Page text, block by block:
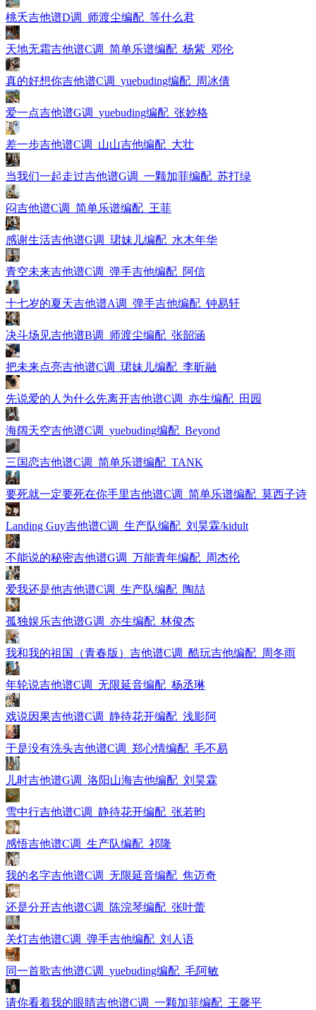
桃夭吉他谱D调_师渡尘编配_等什么君
天地无霜吉他谱C调_简单乐谱编配_杨紫_邓伦
真的好想你吉他谱C调_yuebuding编配_周冰倩
爱一点吉他谱G调_yuebuding编配_张妙格
差一步吉他谱C调_山山吉他编配_大壮
当我们一起走过吉他谱G调_一颗加菲编配_苏打绿
闷吉他谱C调_简单乐谱编配_王菲
感谢生活吉他谱G调_珺妹儿编配_水木年华
青空未来吉他谱C调_弹手吉他编配_阿信
十七岁的夏天吉他谱A调_弹手吉他编配_钟易轩
决斗场见吉他谱B调_师渡尘编配_张韶涵
把未来点亮吉他谱C调_珺妹儿编配_李昕融
先说爱的人为什么先离开吉他谱C调_亦生编配_田园
海阔天空吉他谱C调_yuebuding编配_Beyond
三国恋吉他谱C调_简单乐谱编配_TANK
要死就一定要死在你手里吉他谱C调_简单乐谱编配_莫西子诗
Landing Guy吉他谱C调_生产队编配_刘昊霖/kidult
不能说的秘密吉他谱G调_万能青年编配_周杰伦
爱我还是他吉他谱C调_生产队编配_陶喆
孤独娱乐吉他谱G调_亦生编配_林俊杰
我和我的祖国（青春版）吉他谱C调_酷玩吉他编配_周冬雨
年轮说吉他谱C调_无限延音编配_杨丞琳
戏说因果吉他谱C调_静待花开编配_浅影阿
于是没有洗头吉他谱C调_郑心情编配_毛不易
儿时吉他谱G调_洛阳山海吉他编配_刘昊霖
雪中行吉他谱C调_静待花开编配_张若昀
感悟吉他谱C调_生产队编配_祁隆
我的名字吉他谱C调_无限延音编配_焦迈奇
还是分开吉他谱C调_陈浣琴编配_张叶蕾
关灯吉他谱C调_弹手吉他编配_刘人语
同一首歌吉他谱C调_yuebuding编配_毛阿敏
请你看着我的眼睛吉他谱C调_一颗加菲编配_王馨平